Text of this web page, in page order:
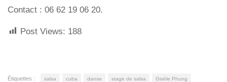
Contact : 06 62 19 06 20.
Post Views: 188
Étiquettes : salsa cuba danse stage de salsa Gisèle Phung